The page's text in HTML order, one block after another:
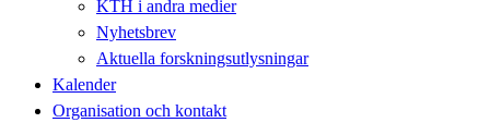
KTH i andra medier
Nyhetsbrev
Aktuella forskningsutlysningar
Kalender
Organisation och kontakt